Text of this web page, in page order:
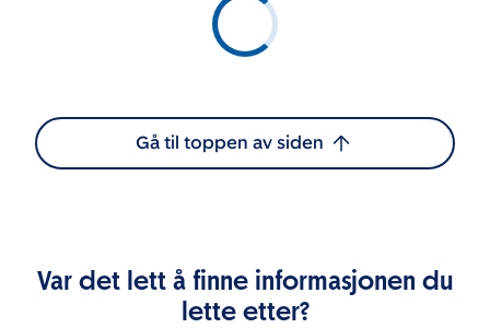
Gå til toppen av siden
Var det lett å finne informasjonen du
lette etter?